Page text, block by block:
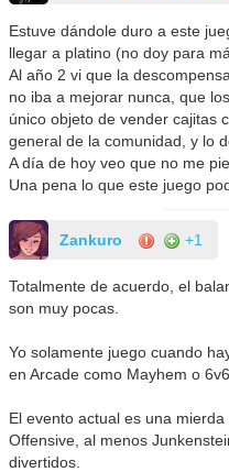
Estuve dándole duro a este
llegar a platino (no doy para
Al año 2 vi que la
no iba a mejorar nunca, que
único objeto de vender cajitas
general de la comunidad, y lo
A día de hoy veo que no me
Una pena lo que este juego
Zankuro +1
Totalmente de acuerdo, el
son muy pocas.
Yo solamente juego cuando
en Arcade como Mayhem o 6v6
El evento actual es una
Offensive, al menos
divertidos.